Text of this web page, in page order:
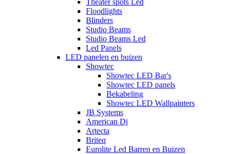
Theater spots Led
Floodlights
Blinders
Studio Beams
Studio Beams Led
Led Panels
LED panelen en buizen
Showtec
Showtec LED Bar's
Showtec LED panels
Bekabeling
Showtec LED Wallpainters
JB Systems
American Dj
Artecta
Briteq
Eurolite Led Barren en Buizen